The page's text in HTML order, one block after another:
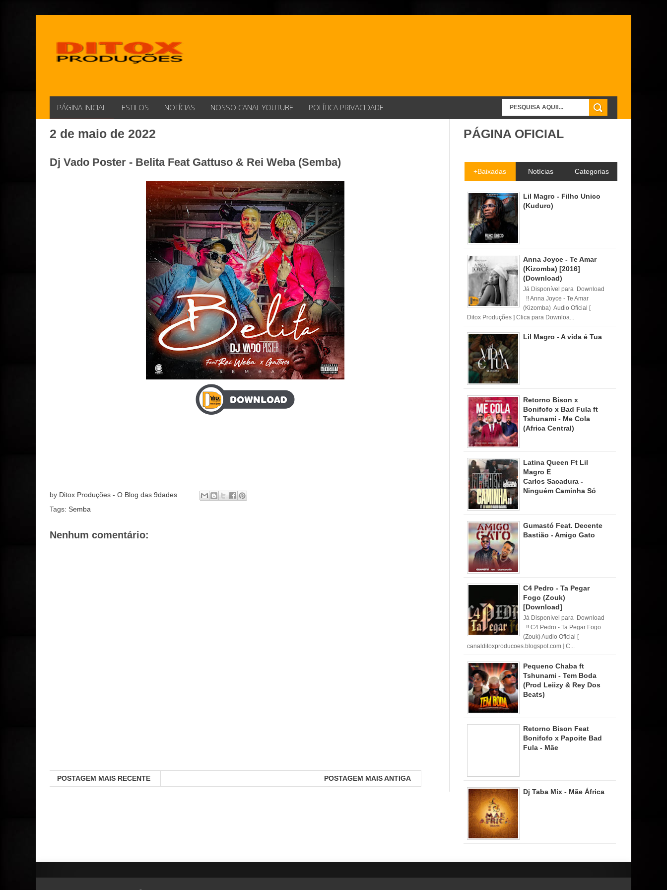
PÁGINA INICIAL ESTILOS NOTÍCIAS NOSSO CANAL YOUTUBE POLÍTICA PRIVACIDADE
2 de maio de 2022
Dj Vado Poster - Belita Feat Gattuso & Rei Weba (Semba)
by Ditox Produções - O Blog das 9dades
Tags: Semba
Nenhum comentário:
POSTAGEM MAIS RECENTE POSTAGEM MAIS ANTIGA
PÁGINA OFICIAL
+Baixadas Notícias Categorias
Lil Magro - Filho Unico
(Kuduro)
Anna Joyce - Te Amar
(Kizomba) [2016]
(Download)
Já Disponível para Download
!! Anna Joyce - Te Amar
(Kizomba) Audio Oficial [
Ditox Produções ] Clica para Downloa...
Lil Magro - A vida é Tua
Retorno Bison x
Bonifofo x Bad Fula ft
Tshunami - Me Cola
(Africa Central)
Latina Queen Ft Lil
Magro E
Carlos Sacadura -
Ninguém Caminha Só
Gumastó Feat. Decente
Bastião - Amigo Gato
C4 Pedro - Ta Pegar
Fogo (Zouk)
[Download]
Já Disponível para Download
!! C4 Pedro - Ta Pegar Fogo
(Zouk) Audio Oficial [
canalditoxproducoes.blogspot.com ] C...
Pequeno Chaba ft
Tshunami - Tem Boda
(Prod Leiizy & Rey Dos
Beats)
Retorno Bison Feat
Bonifofo x Papoite Bad
Fula - Mãe
Dj Taba Mix - Mãe África